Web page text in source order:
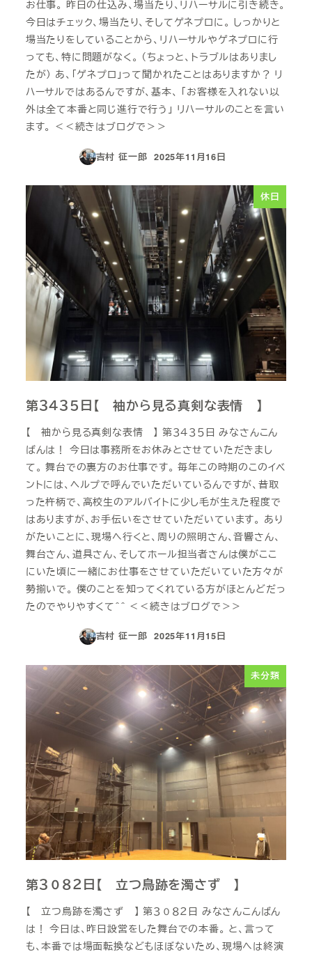
お仕事。 昨日の仕込み、場当たり、リハーサルに引き続き。
今日はチェック、場当たり、そしてゲネプロに。 しっかりと
場当たりをしていることから、リハーサルやゲネプロに行
っても、特に問題がなく。 （ちょっと、トラブルはありまし
たが） あ、「ゲネプロ」って聞かれたことはありますか？ リ
ハーサルではあるんですが、基本、 「お客様を入れない以
外は全て本番と同じ進行で行う」 リハーサルのことを言い
ます。 ＜＜続きはブログで＞＞
吉村 征一郎
投稿日
2025年11月16日
休日
第３４３５日【 袖から見る真剣な表情 】
【 袖から見る真剣な表情 】 第３４３５日 みなさんこん
ばんは！ 今日は事務所をお休みとさせていただきまし
て。 舞台での裏方のお仕事です。 毎年この時期のこのイベ
ントには、ヘルプで呼んでいただいているんですが、昔取
った杵柄で、高校生のアルバイトに少し毛が生えた程度で
はありますが、お手伝いをさせていただいています。 あり
がたいことに、現場へ行くと、周りの照明さん、音響さん、
舞台さん、道具さん、そしてホール担当者さんは僕がここ
にいた頃に一緒にお仕事をさせていただいていた方々が
勢揃いで。 僕のことを知ってくれている方がほとんどだっ
たのでやりやすくて＾＾ ＜＜続きはブログで＞＞
吉村 征一郎
投稿日
2025年11月15日
未分類
第３０８２日【 立つ鳥跡を濁さず 】
【 立つ鳥跡を濁さず 】 第３０８２日 みなさんこんばん
は！ 今日は、昨日設営をした舞台での本番。 と、言って
も、本番では場面転換などもほぼないため、現場へは終演